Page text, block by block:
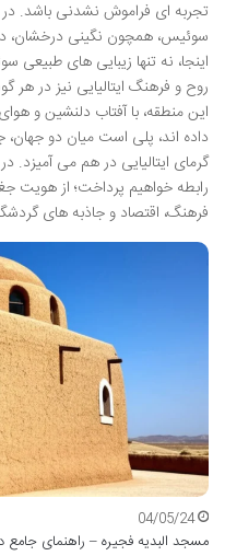
تجربه ای فراموش نشدنی باشد. در
سوئیس، همچون نگینی درخشان،
اینجا، نه تنها زیبایی های
روح و فرهنگ ایتالیایی نیز در
این منطقه، با آفتاب دلنشین و
داده اند، پلی است میان دو
گرمای ایتالیایی در هم می آمیزد.
رابطه خواهیم پرداخت؛ از هویت
فرهنگ، اقتصاد و جاذبه های
04/05/24
مسجد البدیه فجیره – راهنمای جامع